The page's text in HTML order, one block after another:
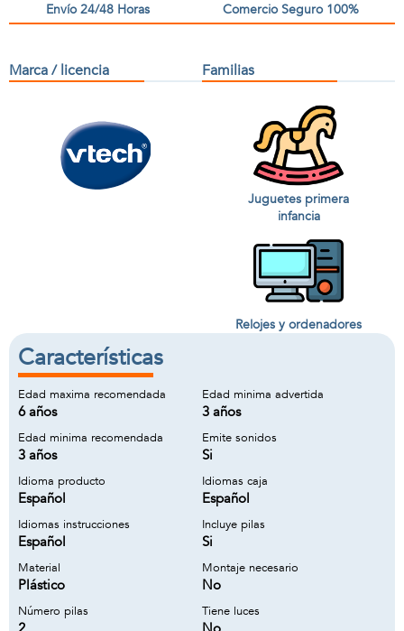
Envío 24/48 Horas Comercio Seguro 100%
Marca / licencia Familias
Juguetes primera
infancia
Relojes y ordenadores
Características
Edad maxima recomendada
6 años
Edad minima advertida
3 años
Edad minima recomendada
3 años
Emite sonidos
Si
Idioma producto
Español
Idiomas caja
Español
Idiomas instrucciones
Español
Incluye pilas
Si
Material
Plástico
Montaje necesario
No
Número pilas Tiene luces